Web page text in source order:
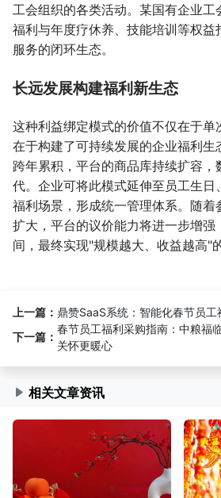
工会组织的各类活动。某国有企业
福利与年度疗休养、技能培训等权益
服务的闭环生态。
长远发展构建福利新生态
这种利益绑定模式的价值不仅在于单
在于构建了可持续发展的企业福利生
跨年累积，平台的商品库持续扩容，
代。企业可将此模式延伸至员工生日
福利场景，形成统一管理体系。随着
扩大，平台的议价能力将进一步增强
间，最终实现"规模越大、收益越高"
上一篇： 鼎赞SaaS系统：智能化春节员
下一篇：
春节员工福利采购指南：中粮福
关怀更暖心
相关文章资讯